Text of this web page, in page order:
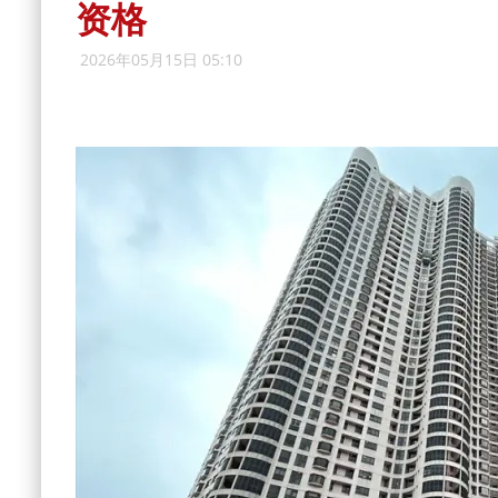
资格
2026年05月15日 05:10